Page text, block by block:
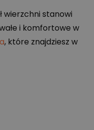
wierzchni stanowi
i komfortowe w
, które znajdziesz w